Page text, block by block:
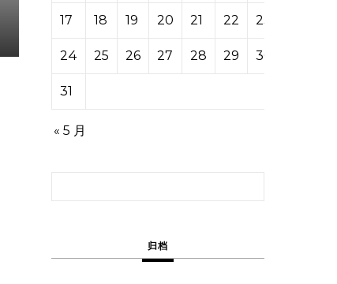
17 18 19 20 21 22 23
24 25 26 27 28 29 30
31
« 5 月
归档